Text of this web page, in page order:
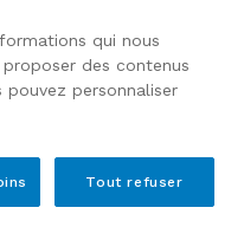
qui nous
des contenus
personnaliser
Tout refuser